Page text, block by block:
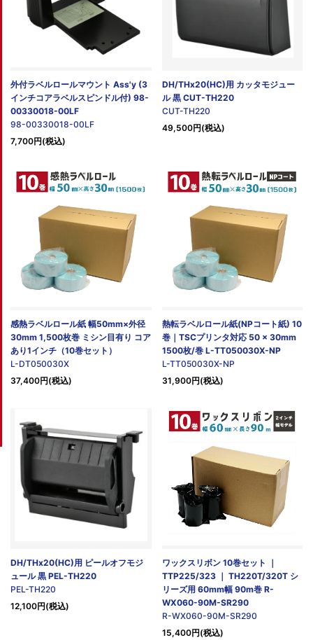
外付ラベルロールマウント Ass'y (3
インチコアラベルスピンドル付) 98-
00330018-00LF
98-00330018-00LF
7,700円(税込)
DH/THx20(HC)用 カッタモジュー
ル 黒 CUT-TH220
CUT-TH220
49,500円(税込)
感熱ラベルロール紙 幅50mm×外径
30mm 1,500枚巻 ミシン目有り コア
あり1インチ（10巻セット）
L-DT050030X
37,400円(税込)
熱転ラベルロール紙(NPコート紙) 10
巻｜TSCプリンタ対応 50 × 30mm
1500枚/巻 L-TT050030X-NP
L-TT050030X-NP
31,900円(税込)
DH/THx20(HC)用 ピールオフモジ
ュール 黒 PEL-TH220
PEL-TH220
12,100円(税込)
ワックスリボン 10巻セット ｜
TTP225/323 ｜ TH220T/320T シ
リーズ用 60mm幅 90m巻 R-
WX060-90M-SR290
R-WX060-90M-SR290
15,400円(税込)